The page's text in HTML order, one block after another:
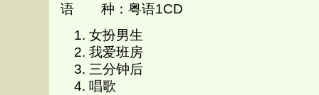
语 种：粤语1CD
女扮男生
我爱班房
三分钟后
唱歌